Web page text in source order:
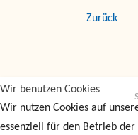
Zurück
Wir benutzen Cookies
Wir nutzen Cookies auf
essenziell für den Betrieb